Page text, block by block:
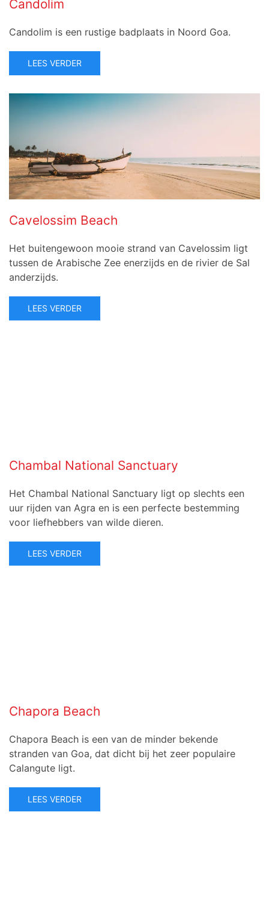
Candolim
Candolim is een rustige badplaats in Noord Goa.
LEES VERDER
Cavelossim Beach
Het buitengewoon mooie strand van Cavelossim ligt
tussen de Arabische Zee enerzijds en de rivier de Sal
anderzijds.
LEES VERDER
Chambal National Sanctuary
Het Chambal National Sanctuary ligt op slechts een
uur rijden van Agra en is een perfecte bestemming
voor liefhebbers van wilde dieren.
LEES VERDER
Chapora Beach
Chapora Beach is een van de minder bekende
stranden van Goa, dat dicht bij het zeer populaire
Calangute ligt.
LEES VERDER